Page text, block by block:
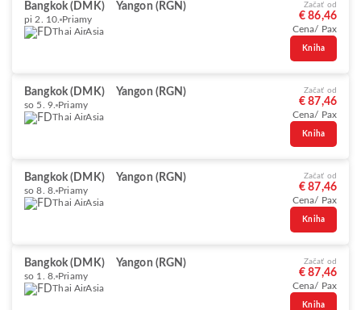
Bangkok (DMK) Yangon (RGN)
pi 2. 10. Priamy
Thai AirAsia
Začať od
€ 86,46
Cena/ Pax
Kniha
Bangkok (DMK) Yangon (RGN)
so 5. 9. Priamy
Thai AirAsia
Začať od
€ 87,46
Cena/ Pax
Kniha
Bangkok (DMK) Yangon (RGN)
so 8. 8. Priamy
Thai AirAsia
Začať od
€ 87,46
Cena/ Pax
Kniha
Bangkok (DMK) Yangon (RGN)
so 1. 8. Priamy
Thai AirAsia
Začať od
€ 87,46
Cena/ Pax
Kniha